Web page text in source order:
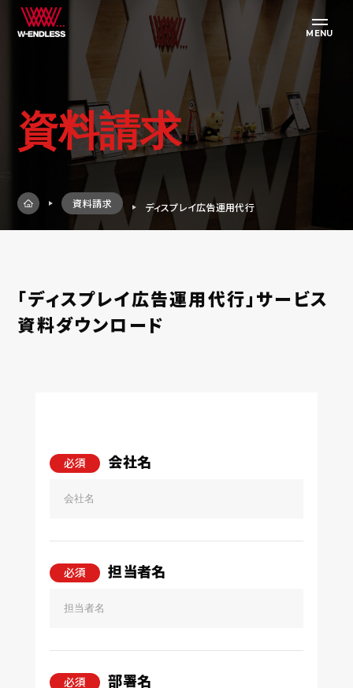
MENU
資料請求
資料請求 ディスプレイ広告運用代行
「ディスプレイ広告運用代行」サービス
資料ダウンロード
必須 会社名
必須 担当者名
必須 部署名